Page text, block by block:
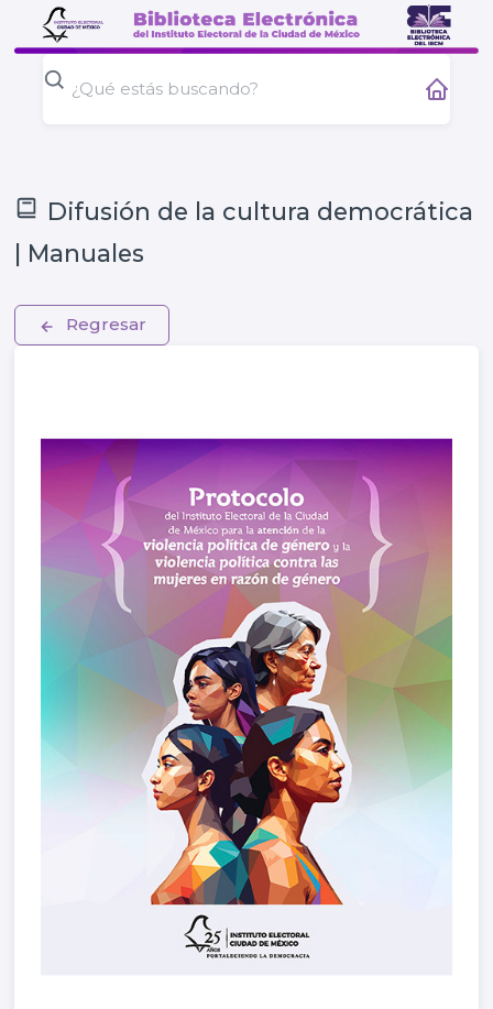
Difusión de la cultura democrática
| Manuales
Regresar